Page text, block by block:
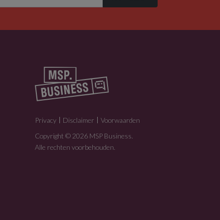
Privacy Disclaimer
Voorwaarden
Copyright © 2026 MSP Business.
Alle rechten voorbehouden.